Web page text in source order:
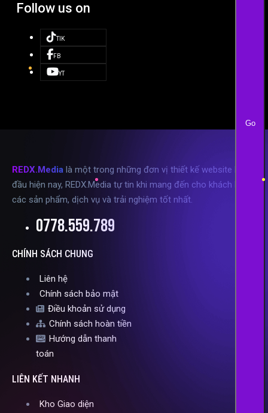
Go
Follow us on
TIK
FB
YT
REDX.Media là một trong những đơn vị thiết kế website hàng
đầu hiện nay, REDX.Media tự tin khi mang đến cho khách hàng
các sản phẩm, dịch vụ và trải nghiệm tốt nhất.
0778.559.789
CHÍNH SÁCH CHUNG
Liên hệ
Chính sách bảo mật
Điều khoản sử dụng
Chính sách hoàn tiền
Hướng dẫn thanh
toán
LIÊN KẾT NHANH
Kho Giao diện